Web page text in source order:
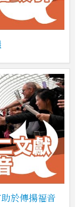
於傳揚福音